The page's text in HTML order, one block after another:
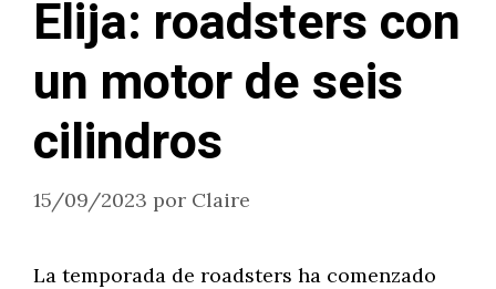
Elija: roadsters con
un motor de seis
cilindros
15/09/2023 por Claire
La temporada de roadsters ha comenzado